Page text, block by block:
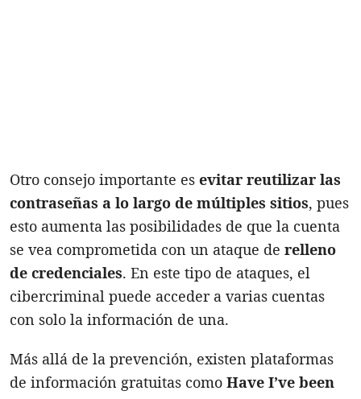
Otro consejo importante es evitar reutilizar las
contraseñas a lo largo de múltiples sitios, pues
esto aumenta las posibilidades de que la cuenta
se vea comprometida con un ataque de relleno
de credenciales. En este tipo de ataques, el
cibercriminal puede acceder a varias cuentas
con solo la información de una.
Más allá de la prevención, existen plataformas
de información gratuitas como Have I’ve been